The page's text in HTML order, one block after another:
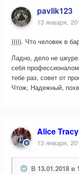
pavlik123
13 января,
))))). Что человек в
Ладно, дело не
себя
тебе раз, совет от
Чтож, Надежный,
Alice Tracy
13 января,
В 13.01.2018 в